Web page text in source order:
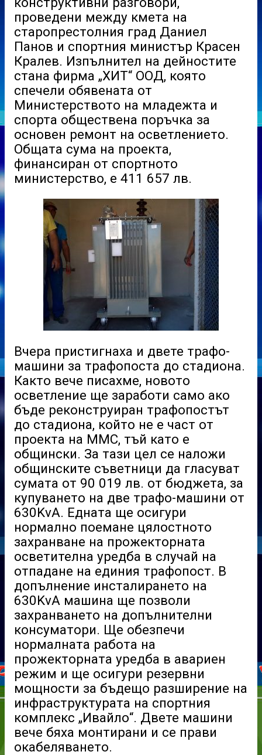
проведени между кмета на
старопрестолния град Даниел
Панов и спортния министър Красен
Кралев. Изпълнител на дейностите
стана фирма „ХИТ“ ООД, която
спечели обявената от
Министерството на младежта и
спорта обществена поръчка за
основен ремонт на осветлението.
Общата сума на проекта,
финансиран от спортното
министерство, е 411 657 лв.
Вчера пристигнаха и двете трафо-
машини за трафопоста до стадиона.
Както вече писахме, новото
осветление ще заработи само ако
бъде реконструиран трафопостът
до стадиона, който не е част от
проекта на ММС, тъй като е
общински. За тази цел се наложи
общинските съветници да гласуват
сумата от 90 019 лв. от бюджета, за
купуването на две трафо-машини от
630KvA. Едната ще осигури
нормално поемане цялостното
захранване на прожекторната
осветителна уредба в случай на
отпадане на единия трафопост. В
допълнение инсталирането на
630KvA машина ще позволи
захранването на допълнителни
консуматори. Ще обезпечи
нормалната работа на
прожекторната уредба в авариен
режим и ще осигури резервни
мощности за бъдещо разширение на
инфраструктурата на спортния
комплекс „Ивайло“. Двете машини
вече бяха монтирани и се прави
окабеляването.